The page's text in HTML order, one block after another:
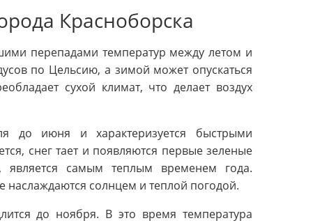
Красноборска
перепадами температур между летом и
по Цельсию, а зимой может опускаться
сухой климат, что делает воздух
до июня и характеризуется быстрыми
снег тает и появляются первые зеленые
самым теплым временем года.
наслаждаются солнцем и теплой погодой.
до ноября. В это время температура